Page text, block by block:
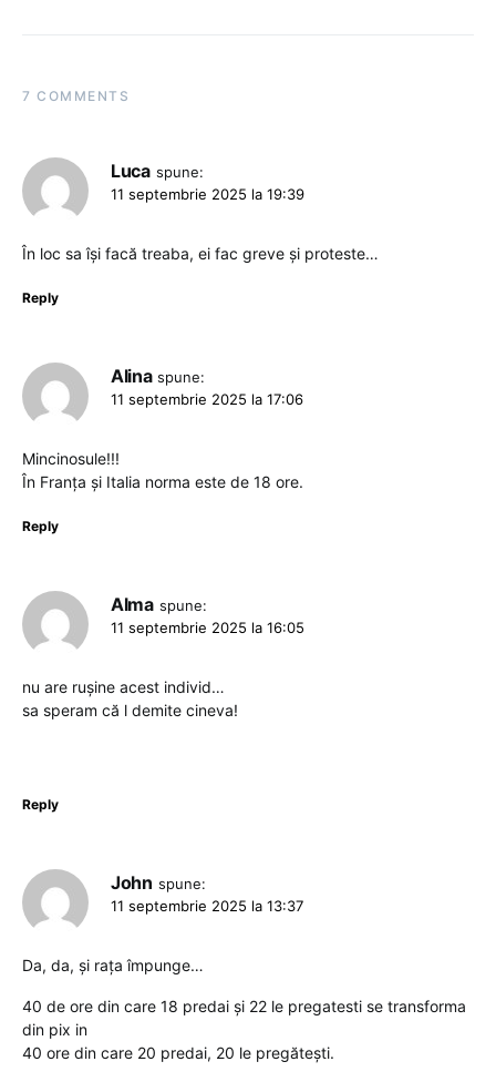
7 COMMENTS
Luca spune:
11 septembrie 2025 la 19:39
În loc sa își facă treaba, ei fac greve și proteste…
Reply
Alina spune:
11 septembrie 2025 la 17:06
Mincinosule!!!
În Franța și Italia norma este de 18 ore.
Reply
Alma spune:
11 septembrie 2025 la 16:05
nu are rușine acest individ…
sa speram că l demite cineva!
Reply
John spune:
11 septembrie 2025 la 13:37
Da, da, și rața împunge…
40 de ore din care 18 predai și 22 le pregatesti se transforma
din pix in
40 ore din care 20 predai, 20 le pregătești.